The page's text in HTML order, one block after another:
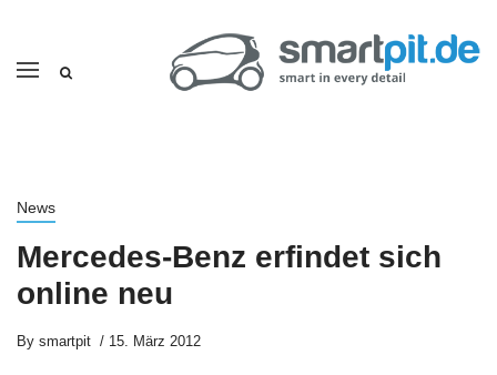
News
Mercedes-Benz erfindet sich
online neu
By smartpit 15. März 2012